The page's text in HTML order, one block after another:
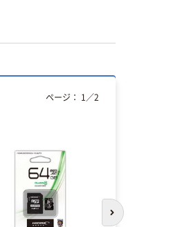
ページ： 1 ／2
次のスライド